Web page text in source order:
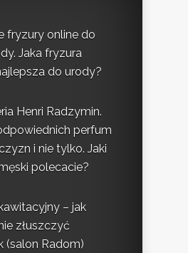
fryzury online do
Jaka fryzura
do urody?
Henri Radzymin.
perfum
i nie tylko. Jaki
polecacie?
– jak
złuszczyć
(salon Radom)